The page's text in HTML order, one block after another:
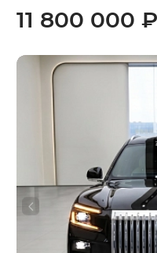
11 800 000 ₽